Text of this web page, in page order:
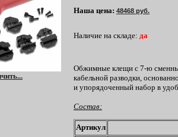
Наша цена: 48468 руб.
Наличие на складе: да
Обжимные клещи с 7-ю
кабельной разводки,
и упорядоченный набор в
Состав:
Артикул